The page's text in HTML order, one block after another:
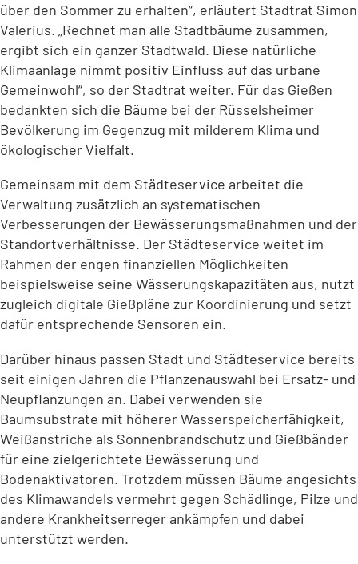
über den Sommer zu erhalten“, erläutert Stadtrat Simon
Valerius. „Rechnet man alle Stadtbäume zusammen,
ergibt sich ein ganzer Stadtwald. Diese natürliche
Klimaanlage nimmt positiv Einfluss auf das urbane
Gemeinwohl“, so der Stadtrat weiter. Für das Gießen
bedankten sich die Bäume bei der Rüsselsheimer
Bevölkerung im Gegenzug mit milderem Klima und
ökologischer Vielfalt.
Gemeinsam mit dem Städteservice arbeitet die
Verwaltung zusätzlich an systematischen
Verbesserungen der Bewässerungsmaßnahmen und der
Standortverhältnisse. Der Städteservice weitet im
Rahmen der engen finanziellen Möglichkeiten
beispielsweise seine Wässerungskapazitäten aus, nutzt
zugleich digitale Gießpläne zur Koordinierung und setzt
dafür entsprechende Sensoren ein.
Darüber hinaus passen Stadt und Städteservice bereits
seit einigen Jahren die Pflanzenauswahl bei Ersatz- und
Neupflanzungen an. Dabei verwenden sie
Baumsubstrate mit höherer Wasserspeicherfähigkeit,
Weißanstriche als Sonnenbrandschutz und Gießbänder
für eine zielgerichtete Bewässerung und
Bodenaktivatoren. Trotzdem müssen Bäume angesichts
des Klimawandels vermehrt gegen Schädlinge, Pilze und
andere Krankheitserreger ankämpfen und dabei
unterstützt werden.